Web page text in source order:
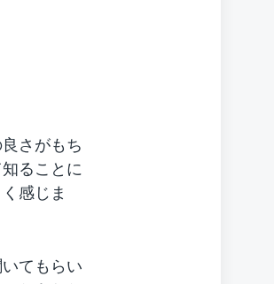
さがもち
ることに
感じま
てもらい